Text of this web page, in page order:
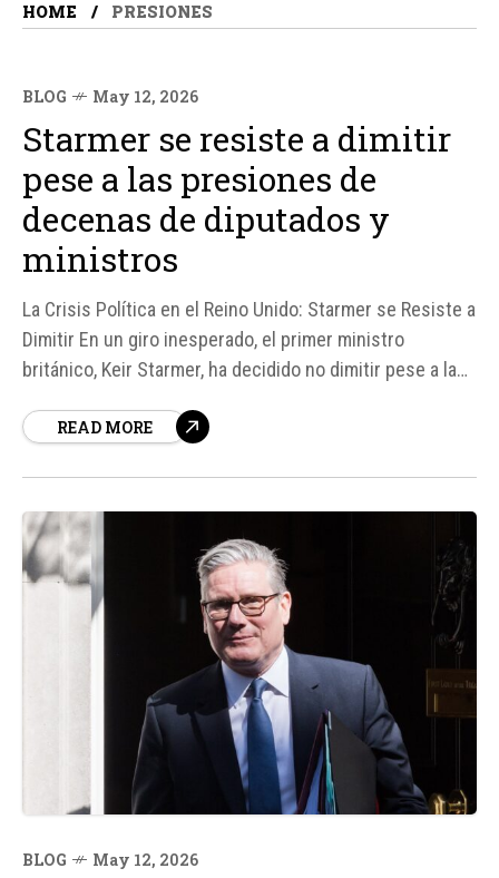
HOME PRESIONES
BLOG May 12, 2026
Starmer se resiste a dimitir
pese a las presiones de
decenas de diputados y
ministros
La Crisis Política en el Reino Unido: Starmer se Resiste a
Dimitir En un giro inesperado, el primer ministro
británico, Keir Starmer, ha decidido no dimitir pese a las
exigen su retirada. La reunión de emergencia convocada
READ MORE
BLOG May 12, 2026